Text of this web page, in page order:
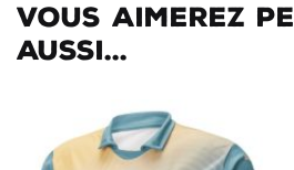
Vous aimerez
aussi...